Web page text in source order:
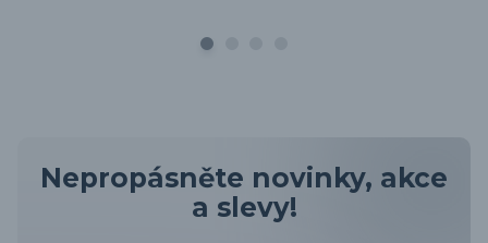
Nepropásněte novinky, akce
a slevy!